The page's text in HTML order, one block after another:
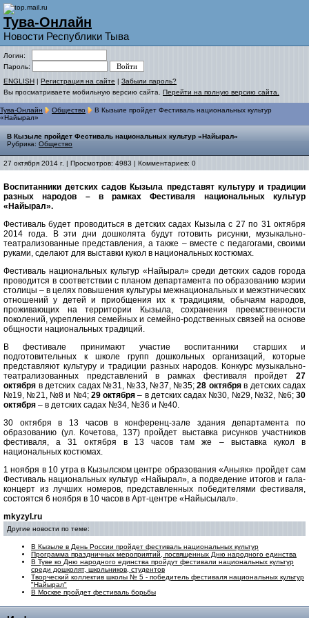
Тува-Онлайн
Новости Республики Тыва
Логин:
Пароль:
ENGLISH | Регистрация на сайте | Забыли пароль?
Вы просматриваете мобильную версию сайта. Перейти на полную версию сайта.
Тува-Онлайн Общество
В Кызыле пройдет Фестиваль национальных культур
«Найырал»
В Кызыле пройдет Фестиваль национальных культур «Найырал»
Рубрика: Общество
27 октября 2014 г. | Просмотров: 4983 | Комментариев: 0
Воспитанники детских садов Кызыла представят культуру и традиции
разных народов – в рамках Фестиваля национальных культур
«Найырал».
Фестиваль будет проводиться в детских садах Кызыла с 27 по 31 октября
2014 года. В эти дни дошколята будут готовить рисунки, музыкально-
театрализованные представления, а также – вместе с педагогами, своими
руками, сделают для выставки кукол в национальных костюмах.
Фестиваль национальных культур «Найырал» среди детских садов города
проводится в соответствии с планом департамента по образованию мэрии
столицы – в целях повышения культуры межнациональных и межэтнических
отношений у детей и приобщения их к традициям, обычаям народов,
проживающих на территории Кызыла, сохранения преемственности
поколений, укрепления семейных и семейно-родственных связей на основе
общности национальных традиций.
В фестивале принимают участие воспитанники старших и
подготовительных к школе групп дошкольных организаций, которые
представляют культуру и традиции разных народов. Конкурс музыкально-
театрализованных представлений в рамках фестиваля пройдет 27
октября в детских садах №31, №33, №37, №35; 28 октябряв детских садах
№19, №21, №8 и №4; 29 октября – в детских садах №30, №29, №32, №6;30
октября – в детских садах №34, №36 и №40.
30 октября в 13 часов в конференц-зале здания департамента по
образованию (ул. Кочетова, 137) пройдет выставка рисунков участников
фестиваля, а 31 октября в 13 часов там же – выставка кукол в
национальных костюмах.
1 ноября в 10 утра в Кызылском центре образования «Аныяк» пройдет сам
Фестиваль национальных культур «Найырал», а подведение итогов и гала-
концерт из лучших номеров, представленных победителями фестиваля,
состоятся 6 ноября в 10 часов в Арт-центре «Найысылал».
mkyzyl.ru
Другие новости по теме:
В Кызыле в День России пройдет фестиваль национальных культур
Программа праздничных мероприятий, посвященных Дню народного единства
В Туве ко Дню народного единства пройдут фестивали национальных культур
среди дошколят, школьников, студентов
Творческий коллектив школы № 5 - победитель фестиваля национальных культур
"Найырал"
В Москве пройдет фестиваль борьбы